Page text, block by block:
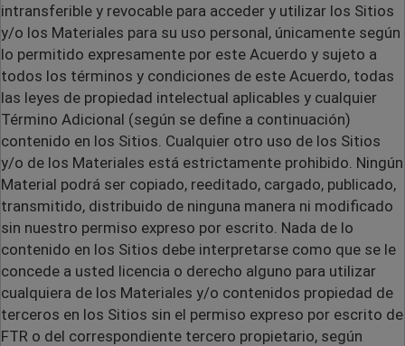
intransferible y revocable para acceder y utilizar los Sitios
y/o los Materiales para su uso personal, únicamente según
lo permitido expresamente por este Acuerdo y sujeto a
todos los términos y condiciones de este Acuerdo, todas
las leyes de propiedad intelectual aplicables y cualquier
Término Adicional (según se define a continuación)
contenido en los Sitios. Cualquier otro uso de los Sitios
y/o de los Materiales está estrictamente prohibido. Ningún
Material podrá ser copiado, reeditado, cargado, publicado,
transmitido, distribuido de ninguna manera ni modificado
sin nuestro permiso expreso por escrito. Nada de lo
contenido en los Sitios debe interpretarse como que se le
concede a usted licencia o derecho alguno para utilizar
cualquiera de los Materiales y/o contenidos propiedad de
terceros en los Sitios sin el permiso expreso por escrito de
FTR o del correspondiente tercero propietario, según